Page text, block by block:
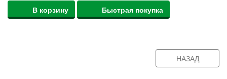
В корзину
Быстрая покупка
НАЗАД